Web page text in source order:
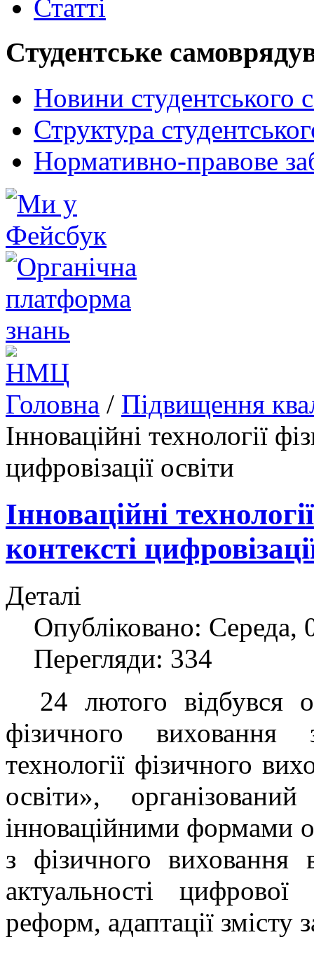
Статті
Студентське
Новини студентського
Структура
Нормативно-правове
Головна / Підвищення
Інноваційні технології
цифровізації освіти
Інноваційні
контексті
Деталі
Опубліковано: Середа,
Перегляди: 334
24 лютого відбувся
фізичного виховання
технології фізичного
освіти»,
інноваційними формами
з фізичного виховання
актуальності
реформ, адаптації